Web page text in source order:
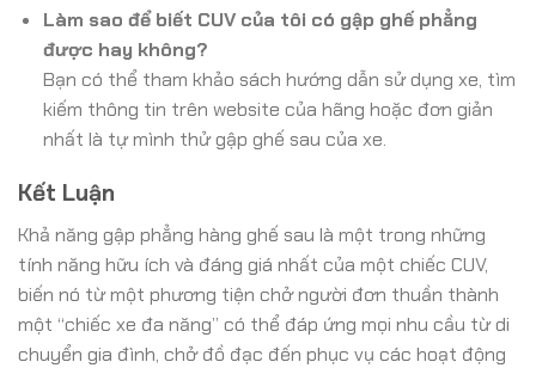
Làm sao để biết CUV của tôi có gập ghế phẳng
được hay không?
Bạn có thể tham khảo sách hướng dẫn sử dụng xe, tìm
kiếm thông tin trên website của hãng hoặc đơn giản
nhất là tự mình thử gập ghế sau của xe.
Kết Luận
Khả năng gập phẳng hàng ghế sau là một trong những
tính năng hữu ích và đáng giá nhất của một chiếc CUV,
biến nó từ một phương tiện chở người đơn thuần thành
một “chiếc xe đa năng” có thể đáp ứng mọi nhu cầu từ di
chuyển gia đình, chở đồ đạc đến phục vụ các hoạt động